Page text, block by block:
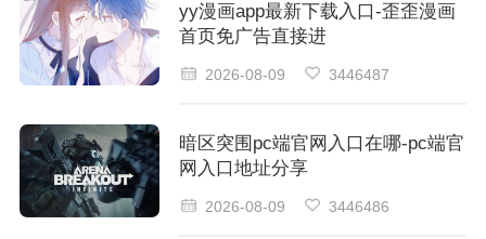
yy漫画app最新下载入口-歪歪漫画
首页免广告直接进
2026-08-09 3446487
暗区突围pc端官网入口在哪-pc端官
网入口地址分享
2026-08-09 3446486